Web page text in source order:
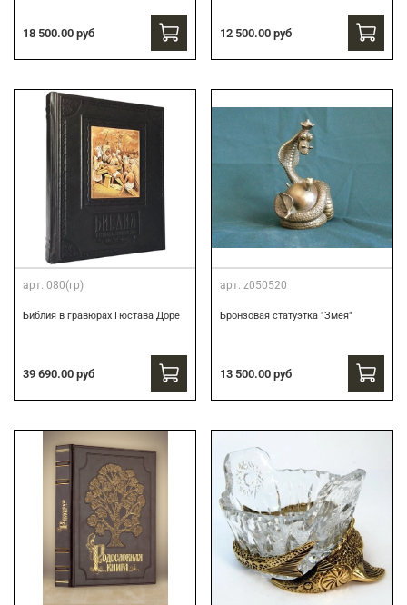
18 500.00 руб 12 500.00 руб
арт. 080(гр)
Библия в гравюрах Гюстава Доре
39 690.00 руб
арт. z050520
Бронзовая статуэтка "Змея"
13 500.00 руб